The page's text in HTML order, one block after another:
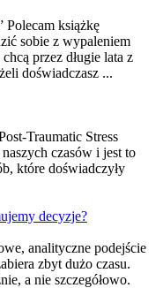
Polecam książkę
sobie z wypaleniem
przez długie lata z
doświadczasz ...
Traumatic Stress
czasów i jest to
które doświadczyły
decyzje?
analityczne podejście
zbyt dużo czasu.
a nie szczegółowo.